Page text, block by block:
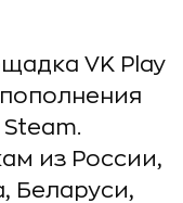
VK Play
пополнения
из России,
Беларуси,